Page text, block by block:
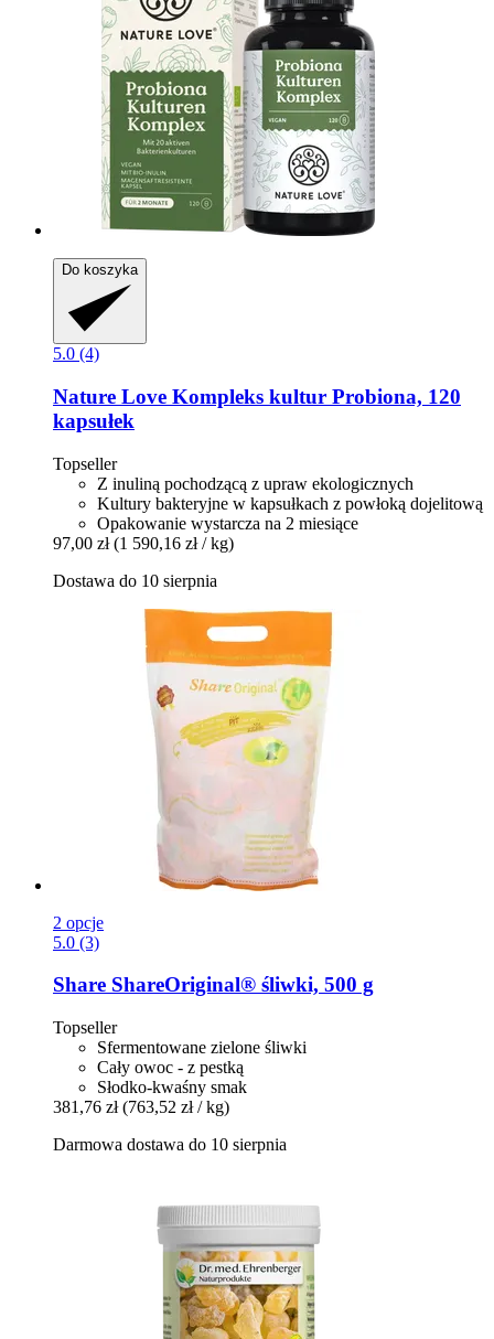
Do koszyka
5.0 (4)
Nature Love Kompleks kultur Probiona, 120
kapsułek
Topseller
Z inuliną pochodzącą z upraw ekologicznych
Kultury bakteryjne w kapsułkach z powłoką dojelitową
Opakowanie wystarcza na 2 miesiące
97,00 zł (1 590,16 zł / kg)
Dostawa do 10 sierpnia
2 opcje
5.0 (3)
Share ShareOriginal® śliwki, 500 g
Topseller
Sfermentowane zielone śliwki
Cały owoc - z pestką
Słodko-kwaśny smak
381,76 zł (763,52 zł / kg)
Darmowa dostawa do 10 sierpnia